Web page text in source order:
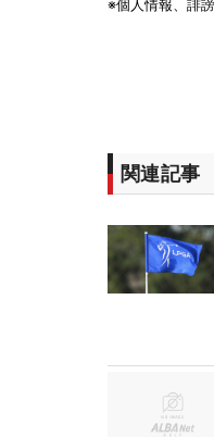
関連記事